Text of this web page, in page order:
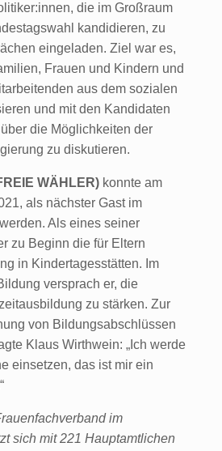
die im Großraum
kandidieren, zu
eingeladen. Ziel war es,
Frauen und Kindern und
aus dem sozialen
und mit den Kandidaten
die Möglichkeiten der
zu diskutieren.
WÄHLER) konnte am
als nächster Gast im
Als eines seiner
zu Beginn die für Eltern
in Kindertagesstätten. Im
versprach er, die
zu stärken. Zur
von Bildungsabschlüssen
Klaus Wirthwein: „Ich werde
einsetzen, das ist mir ein
im
sich mit 221 Hauptamtlichen